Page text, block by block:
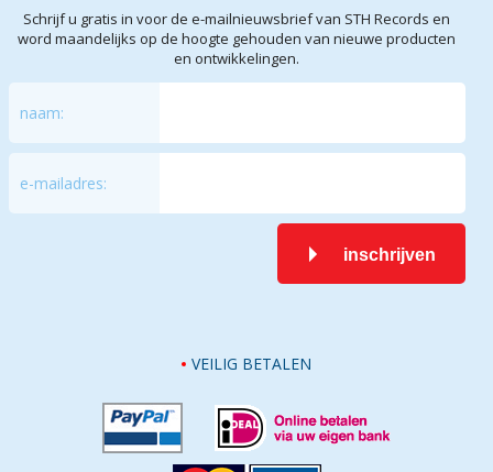
Schrijf u gratis in voor de e-mailnieuwsbrief van STH Records en
word maandelijks op de hoogte gehouden van nieuwe producten
en ontwikkelingen.
naam:
e-mailadres:
inschrijven
VEILIG BETALEN